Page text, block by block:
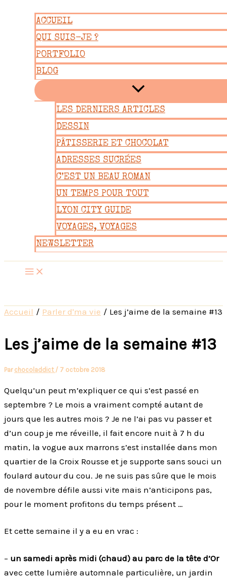
contenu
ACCUEIL
QUI SUIS-JE ?
PORTFOLIO
BLOG
LES DERNIERS ARTICLES
DESSIN
PÂTISSERIE ET CHOCOLAT
ADRESSES SUCRÉES
C’EST UN BEAU ROMAN
UN TEMPS POUR TOUT
LYON CITY GUIDE
VOYAGES, VOYAGES
NEWSLETTER
Accueil Parler d'ma vie Les j’aime de la semaine #13
Les j’aime de la semaine #13
Par chocoladdict / 7 octobre 2018
Quelqu’un peut m’expliquer ce qui s’est passé en
septembre ? Le mois a vraiment compté autant de
jours que les autres mois ? Je ne l’ai pas vu passer et
d’un coup je me réveille, il fait encore nuit à 7 h du
matin, la vogue aux marrons s’est installée dans mon
quartier de la Croix Rousse et je supporte sans souci un
foulard autour du cou. Je ne suis pas sûre que le mois
de novembre défile aussi vite mais n’anticipons pas,
pour le moment profitons du temps présent …
Et cette semaine il y a eu en vrac :
– un samedi après midi (chaud) au parc de la tête d’Or
avec cette lumière automnale particulière, un jardin